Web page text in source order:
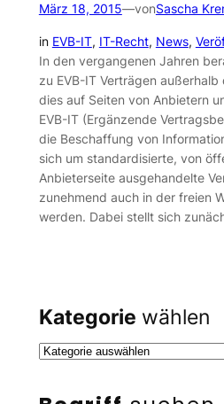
März 18, 2015—vonSascha
in EVB-IT, IT-Recht, News,
In den vergangenen Jahren
zu EVB-IT Verträgen
dies auf Seiten von Anbietern
EVB-IT (Ergänzende
die Beschaffung von
sich um standardisierte, von
Anbieterseite ausgehandelte
zunehmend auch in der freien
werden. Dabei stellt sich
Kategorie wählen